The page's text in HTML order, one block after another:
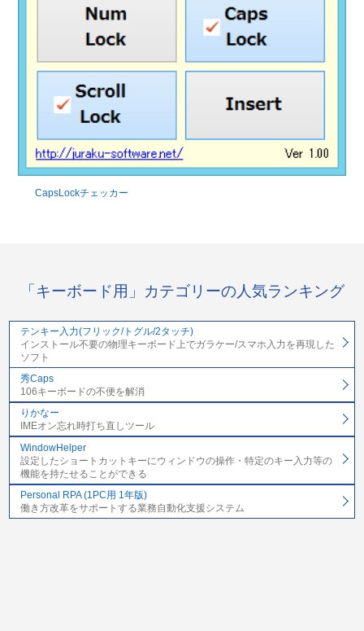
CapsLockチェッカー
「キーボード用」カテゴリーの人気ランキング
テンキー入力(フリック/トグル/2タッチ)
インストール不要の物理キーボード上でガラケー/スマホ入力を再現した
ソフト
秀Caps
106キーボードの不便を解消
りかなー
IMEオン忘れ時打ち直しツール
WindowHelper
設定したショートカットキーにウィンドウの操作・特定のキー入力等の
機能を持たせることができる
Personal RPA (1PC用 1年版)
働き方改革をサポートする業務自動化支援システム